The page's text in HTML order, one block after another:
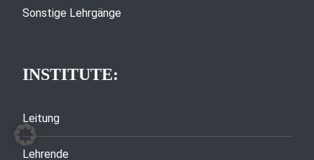
Sonstige Lehrgänge
INSTITUTE:
Leitung
Lehrende